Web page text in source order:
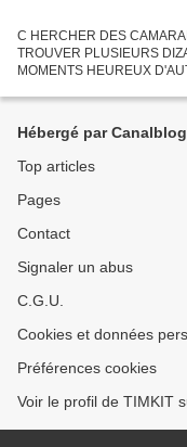
C HERCHER DES
TROUVER PLUSIEURS
MOMENTS HEUREUX
PRINCIPAL DE CE
Hébergé par Canalblog
Top articles
Pages
Contact
Signaler un abus
C.G.U.
Cookies et données
Préférences cookies
Voir le profil de TIMKIT